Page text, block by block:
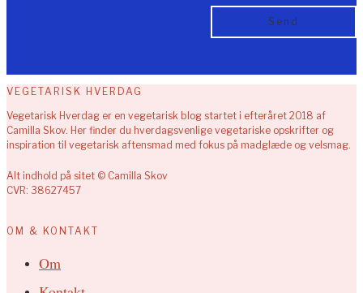
VEGETARISK HVERDAG
Vegetarisk Hverdag er en vegetarisk blog startet i efteråret 2018 af
Camilla Skov. Her finder du hverdagsvenlige vegetariske opskrifter og
inspiration til vegetarisk aftensmad med fokus på madglæde og velsmag.
Alt indhold på sitet © Camilla Skov
CVR: 38627457
OM & KONTAKT
Om